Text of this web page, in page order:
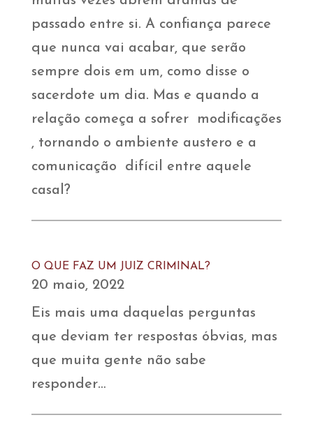
passado entre si. A confiança parece
que nunca vai acabar, que serão
sempre dois em um, como disse o
sacerdote um dia. Mas e quando a
relação começa a sofrer modificações
, tornando o ambiente austero e a
comunicação difícil entre aquele
casal?
O QUE FAZ UM JUIZ CRIMINAL?
20 maio, 2022
Eis mais uma daquelas perguntas
que deviam ter respostas óbvias, mas
que muita gente não sabe
responder…